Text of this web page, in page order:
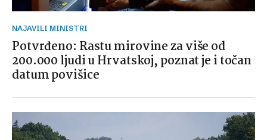
NAJAVILI MINISTRI
Potvrđeno: Rastu mirovine za više od
200.000 ljudi u Hrvatskoj, poznat je i točan
datum povišice